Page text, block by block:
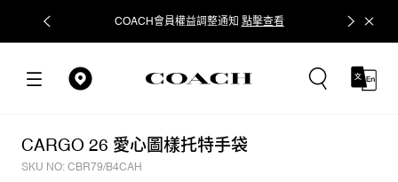
COACH會員權益調整通知 點擊查看 立即追蹤
CARGO 26 愛心圖樣托特手袋
SKU NO: CBR79/B4CAH